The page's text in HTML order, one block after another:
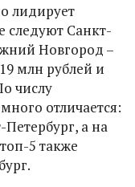
лидирует
следуют Санкт-
Новгород –
млн рублей и
числу
отличается:
а на
5 также